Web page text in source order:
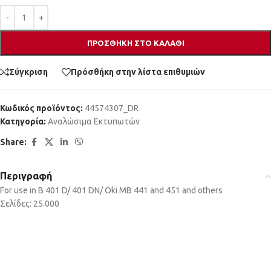
ΠΡΟΣΘΉΚΗ ΣΤΟ ΚΑΛΆΘΙ
Σύγκριση Πρόσθήκη στην λίστα επιθυμιών
Κωδικός προϊόντος: 44574307_DR
Κατηγορία: Αναλώσιμα Εκτυπωτών
Share:
Περιγραφή
For use in B 401 D/ 401 DN/ Oki MB 441 and 451 and others
Σελίδες: 25.000